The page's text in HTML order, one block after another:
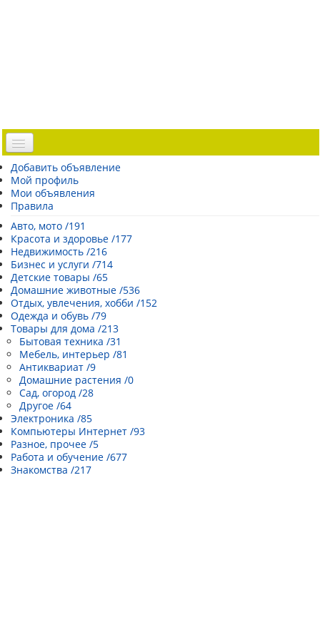
Доска объявлений
Погода Эстонии
Открытки
Каталог сайтов
| Регистрация |
Добавить объявление
Мой профиль
Мои объявления
Правила
Авто, мото /191
Красота и здоровье /177
Недвижимость /216
Бизнес и услуги /714
Детские товары /65
Домашние животные /536
Отдых, увлечения, хобби /152
Одежда и обувь /79
Товары для дома /213
Бытовая техника /31
Мебель, интерьер /81
Антиквариат /9
Домашние растения /0
Сад, огород /28
Другое /64
Электроника /85
Компьютеры Интернет /93
Разное, прочее /5
Работа и обучение /677
Знакомства /217